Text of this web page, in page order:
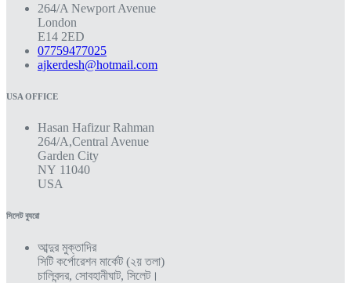
264/A Newport Avenue
London
E14 2ED
07759477025
ajkerdesh@hotmail.com
USA OFFICE
Hasan Hafizur Rahman
264/A,Central Avenue
Garden City
NY 11040
USA
সিলেট ব্যুরো
আব্দুর মুক্তাদির
সিটি কর্পোরেশন মার্কেট (২য় তলা)
চালিবন্দর, সোবহানীঘাট, সিলেট।